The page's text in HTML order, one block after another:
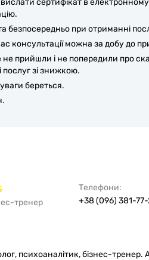
сертифікат в
безпосередньо при отриманні
консультації можна за добу до
прийшли і не попередили про
зі знижкою.
береться.
тренер
Телефони:
+38 (096) 381-
психоаналітик, бізнес-тренер.